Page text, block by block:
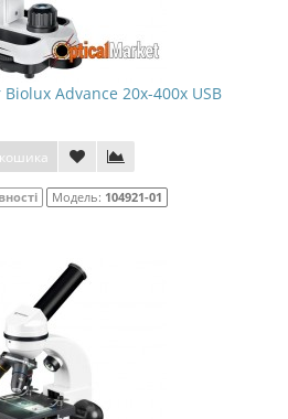
Advance 20x-400x USB
Модель: 104921-01